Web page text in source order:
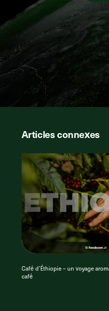
Articles connexes
Café d’Éthiopie – un voyage
café